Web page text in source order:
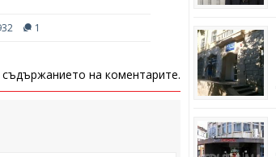
1
на коментарите.